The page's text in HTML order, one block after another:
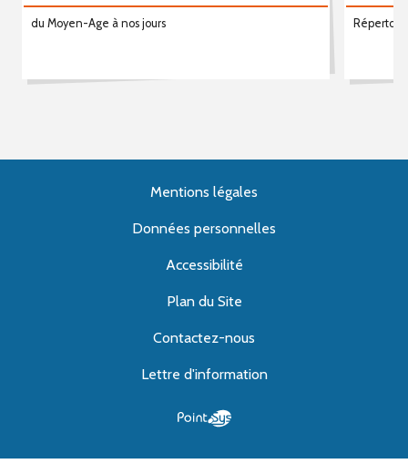
du Moyen-Age à nos jours
Mentions légales
Données personnelles
Accessibilité
Plan du Site
Contactez-nous
Lettre d'information